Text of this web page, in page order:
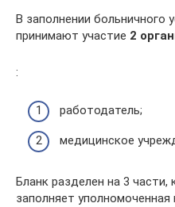
В заполнении больничного
принимают участие 2
:
работодатель;
медицинское
Бланк разделен на 3
заполняет уполномоченная